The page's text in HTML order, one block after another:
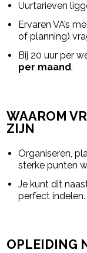
Uurtarieven
Ervaren VA’s
of planning)
Bij 20 uur per
per maand.
WAAROM
ZIJN
Organiseren,
sterke punten
Je kunt dit
perfect indelen.
OPLEIDING